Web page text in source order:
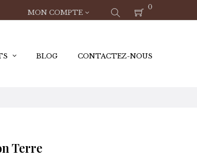
MON COMPTE
0
BLOG CONTACTEZ-NOUS
Terre